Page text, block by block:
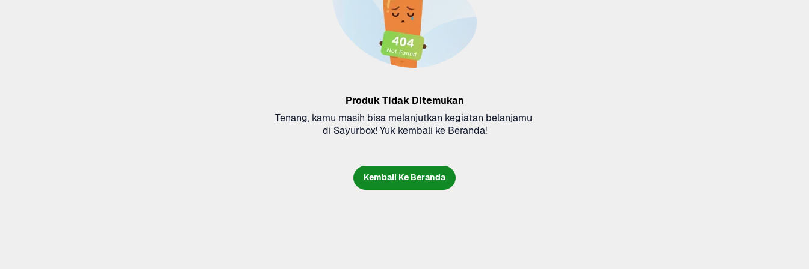
Produk Tidak Ditemukan
Tenang, kamu masih bisa melanjutkan kegiatan belanjamu
di Sayurbox! Yuk kembali ke Beranda!
Kembali Ke Beranda